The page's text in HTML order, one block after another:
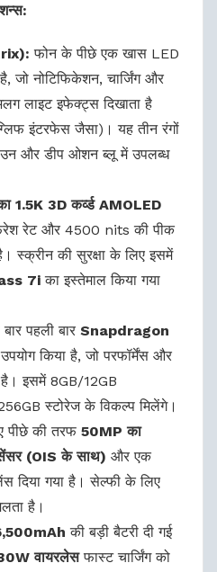
फोन के पीछे एक खास LED
जो नोटिफिकेशन, चार्जिंग और
लाइट इफेक्ट्स दिखाता है
इंटरफेस जैसा)। यह तीन रंगों
और डीप ओशन ब्लू में उपलब्ध
1.5K 3D कर्व्ड AMOLED
रेट और 4500 nits की पीक
स्क्रीन की सुरक्षा के लिए इसमें
7iका इस्तेमाल किया गया
पहली बार Snapdragon
किया है, जो परफॉर्मेंस और
इसमें 8GB/12GB
स्टोरेज के विकल्प मिलेंगे।
पीछे की तरफ 50MP का
सेंसर (OIS के साथ) और एक
दिया गया है। सेल्फी के लिए
है।
की बड़ी बैटरी दी गई
वायरलेसफास्ट चार्जिंग को